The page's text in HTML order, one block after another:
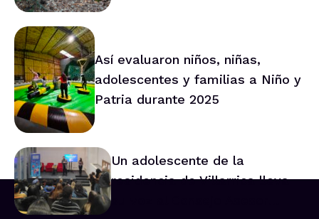
Así evaluaron niños, niñas,
adolescentes y familias a Niño y
Patria durante 2025
Un adolescente de la
residencia de Villarrica lleva